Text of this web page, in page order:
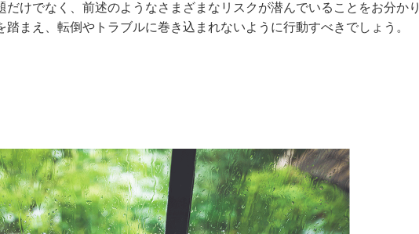
けでなく、前述のようなさまざまなリスクが潜んでいることをお分かり
まえ、転倒やトラブルに巻き込まれないように行動すべきでしょう。